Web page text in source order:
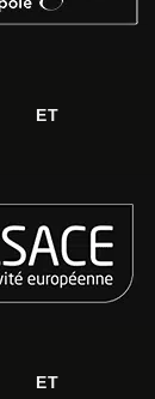
ET
ET